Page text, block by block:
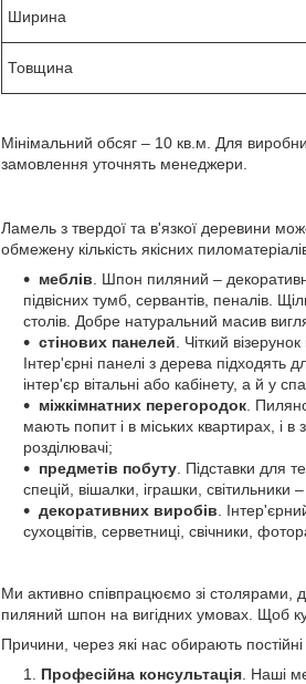
Ширина
Товщина
Мінімальний обсяг – 10 кв.м. Для
замовлення уточнять менеджери.
Ламель з твердої та в'язкої деревини
обмежену кількість якісних
меблів . Шпон пиляний –
підвісних тумб, сервантів, пеналів.
столів. Добре натуральний масив
стінових панелей . Чіткий
Інтер'єрні панелі з дерева підходять
інтер'єр вітальні або кабінету, а й у
міжкімнатних перегородок .
мають попит і в міських квартирах, і
розділювачі;
предметів побуту . Підставки для
спецій, вішалки, іграшки,
декоративних виробів .
сухоцвітів, серветниці, свічники,
Ми активно співпрацюємо зі столярами,
пиляний шпон на вигідних умовах. Щоб
Причини, через які нас обирають постійні
Професійна консультація . Наші